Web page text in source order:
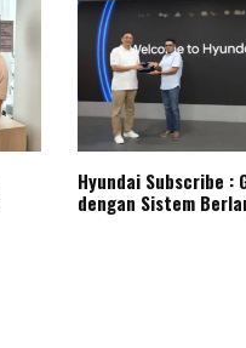
Hyundai Subscribe :
dengan Sistem